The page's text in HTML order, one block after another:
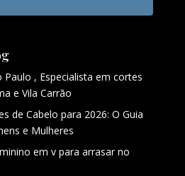
Paulo , Especialista em cortes
e Vila Carrão
de Cabelo para 2026: O Guia
e Mulheres
em v para arrasar no